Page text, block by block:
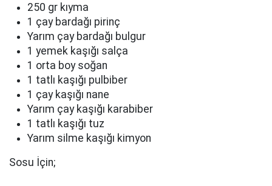
250 gr kıyma
1 çay bardağı pirinç
Yarım çay bardağı bulgur
1 yemek kaşığı salça
1 orta boy soğan
1 tatlı kaşığı pulbiber
1 çay kaşığı nane
Yarım çay kaşığı karabiber
1 tatlı kaşığı tuz
Yarım silme kaşığı kimyon
Sosu İçin;